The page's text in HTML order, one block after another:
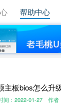
帮助中心
主板bios怎么升
间：2022-01-27 作者